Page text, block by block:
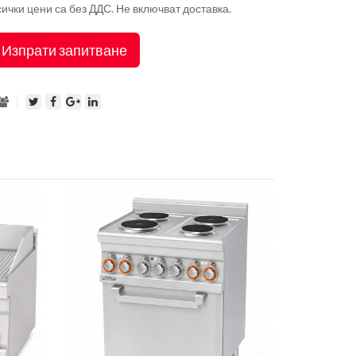
цени са без ДДС. Не включват доставка.
Изпрати запитване